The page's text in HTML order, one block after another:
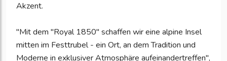
Akzent.
"Mit dem "Royal 1850" schaffen wir eine alpine Insel
mitten im Festtrubel - ein Ort, an dem Tradition und
Moderne in exklusiver Atmosphäre aufeinandertreffen",